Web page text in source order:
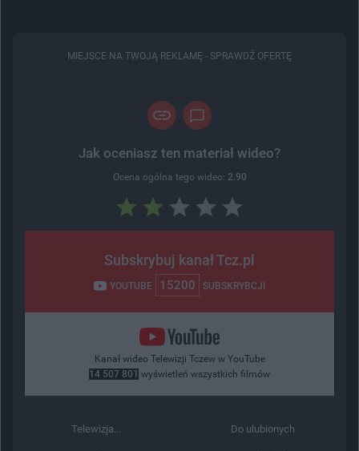
MIEJSCE NA TWOJĄ REKLAMĘ - SPRAWDŹ OFERTĘ
Jak oceniasz ten materiał wideo?
Ocena ogólna tego wideo: 2.90
Subskrybuj kanał Tcz.pl
YOUTUBE 15200 SUBSKRYBCJI
Kanał wideo Telewizji Tczew w YouTube
14 507 801 wyświetleń wszystkich filmów
Telewizja... Do ulubionych